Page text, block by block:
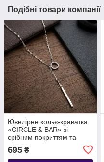
Подібні товари компанії
Ювелірне кольє-краватка
«CIRCLE & BAR» зі
срібним покриттям та
695 ₴